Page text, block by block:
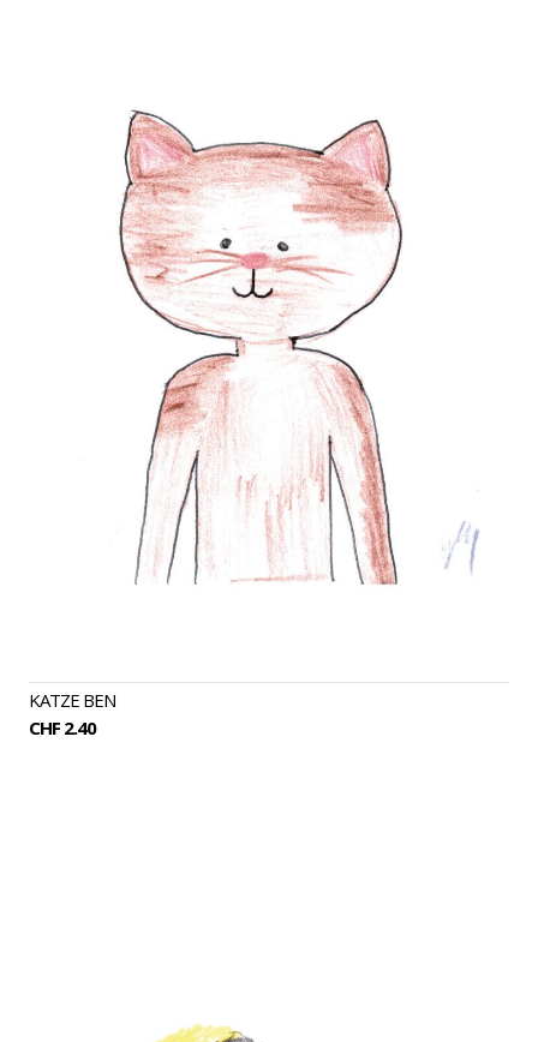
KATZE BEN
CHF 2.40